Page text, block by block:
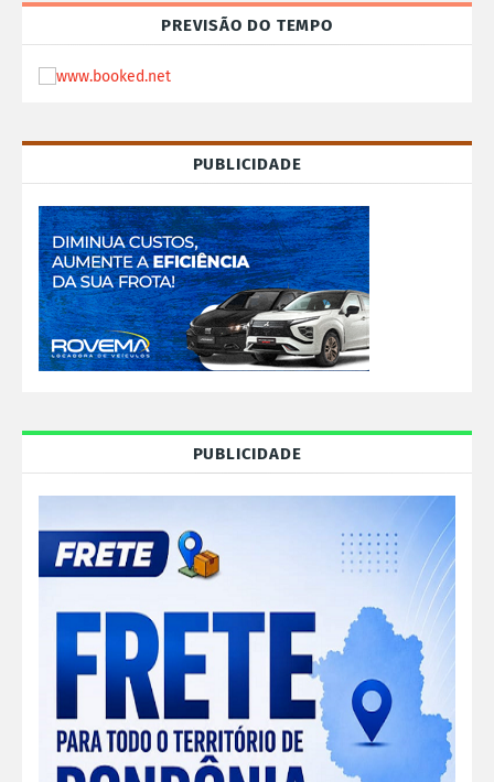
PREVISÃO DO TEMPO
PUBLICIDADE
PUBLICIDADE